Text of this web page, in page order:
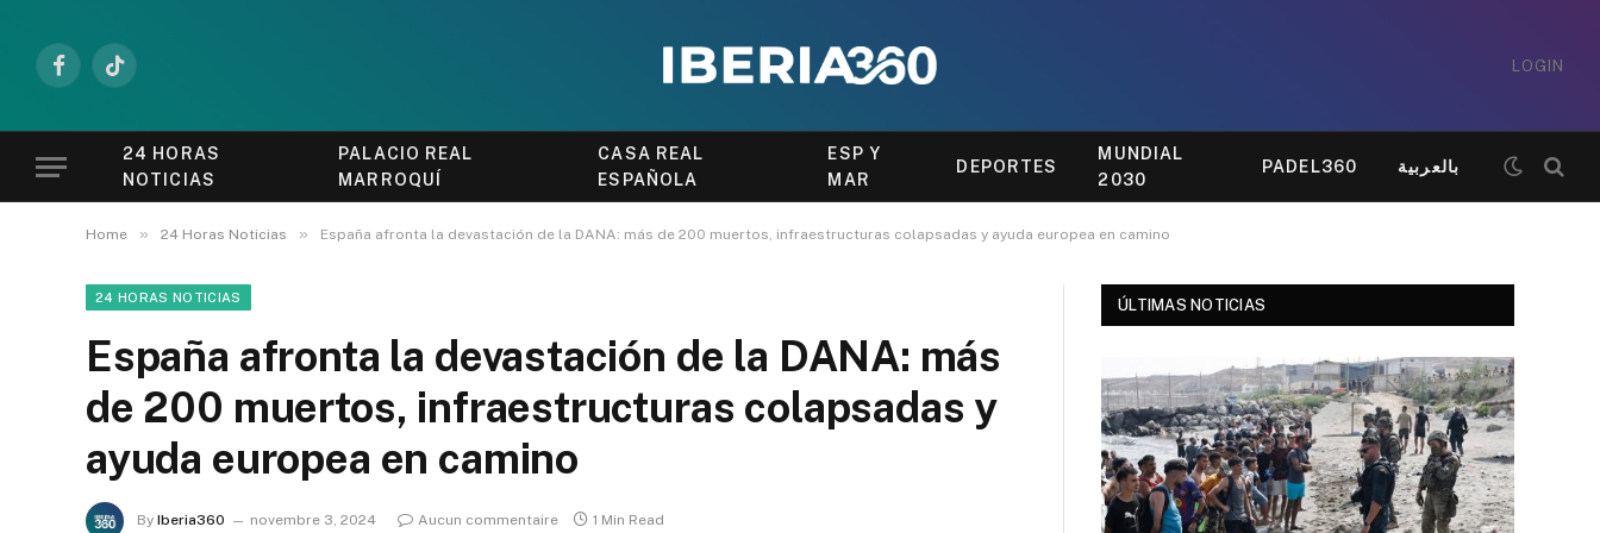
FacebookTikTok
LOGIN
24 HORAS
NOTICIAS
PALACIO REAL
MARROQUÍ
CASA REAL
ESPAÑOLA
ESP Y
MAR
DEPORTES
MUNDIAL
2030
PADEL360 بالعربية
Home » 24 Horas Noticias » España afronta la devastación de la DANA: más de 200 muertos, infraestructuras colapsadas y ayuda europea en camino
24 HORAS NOTICIAS
España afronta la devastación de la DANA: más
de 200 muertos, infraestructuras colapsadas y
ayuda europea en camino
By Iberia360 novembre 3, 2024 Aucun commentaire 1 Min Read
ÚLTIMAS NOTICIAS